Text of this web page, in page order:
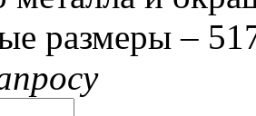
размеры –